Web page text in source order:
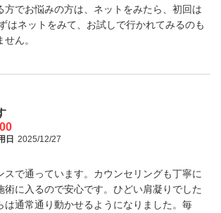
方でお悩みの方は、ネットをみたら、初回は
はネットをみて、お試しで行かれてみるのも
ん。
日 2025/12/27
スで通っています。カウンセリングも丁寧に
術に入るので安心です。ひどい肩凝りでした
は通常通り動かせるようになりました。毎